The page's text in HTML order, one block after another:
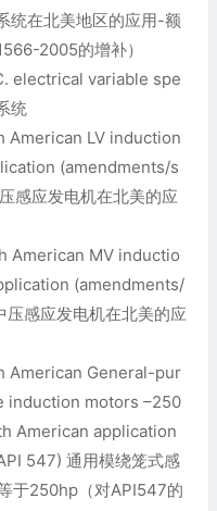
统在北美地区的应用-额
2005的增补）
electrical variable spe
统
American LV induction
(amendments/s
感应发电机在北美的应
American MV inductio
(amendments/
感应发电机在北美的应
American General-pur
induction motors –250
American application
547) 通用模绕笼式感
于250hp（对API547的